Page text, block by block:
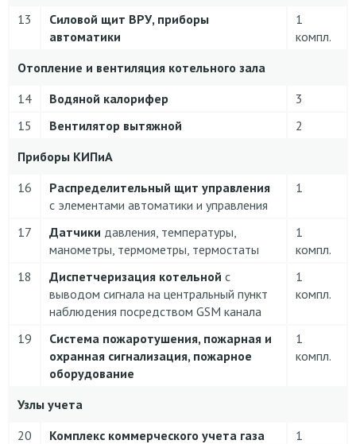
13
Силовой щит ВРУ, приборы
автоматики
1
компл.
Отопление и вентиляция котельного зала
14
Водяной калорифер
3
15
Вентилятор вытяжной
2
Приборы КИПиА
16
Распределительный щит управления
с элементами автоматики и управления
1
17 Датчики давления, температуры,
манометры, термометры, термостаты
1
компл.
18
Диспетчеризация котельной с
выводом сигнала на центральный пункт
наблюдения посредством GSM канала
1
компл.
19
Система пожаротушения, пожарная и
охранная сигнализация, пожарное
оборудование
1
компл.
Узлы учета
20
Комплекс коммерческого учета газа
1